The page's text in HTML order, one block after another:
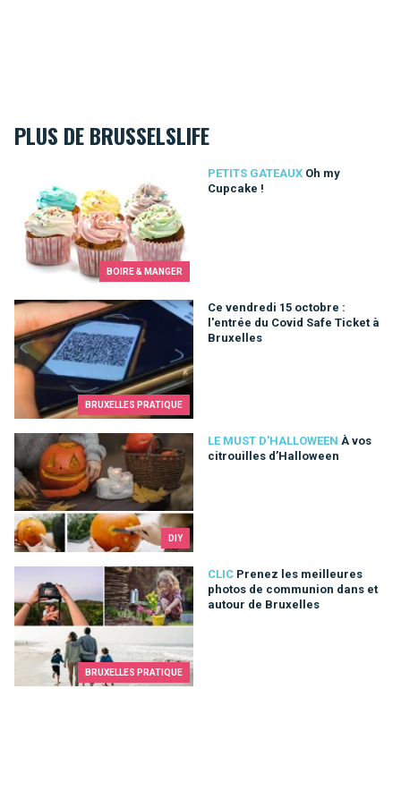
PLUS DE BRUSSELSLIFE
BOIRE & MANGER
PETITS GATEAUX Oh my
Cupcake !
BRUXELLES PRATIQUE
Ce vendredi 15 octobre :
l'entrée du Covid Safe Ticket à
Bruxelles
Ce vendredi 15 octobre : l'entrée du Covid Safe Ticket à
DIY
LE MUST D'HALLOWEEN À vos
citrouilles d’Halloween
À vos citrouilles d’Halloween
BRUXELLES PRATIQUE
CLIC Prenez les meilleures
photos de communion dans et
autour de Bruxelles
Prenez les meilleures photos de communion dans et autour